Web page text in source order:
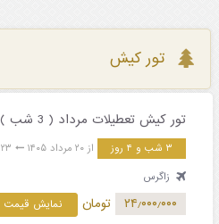
تور کیش
تور کیش تعطیلات مرداد ( 3 شب )
۳ شب و ۴ روز از ۲۰ مرداد ۱۴۰۵
۲۳ مرداد ۱۴۰۵
زاگرس
۲۴٫۰۰۰٫۰۰۰ تومان نمایش قیمت